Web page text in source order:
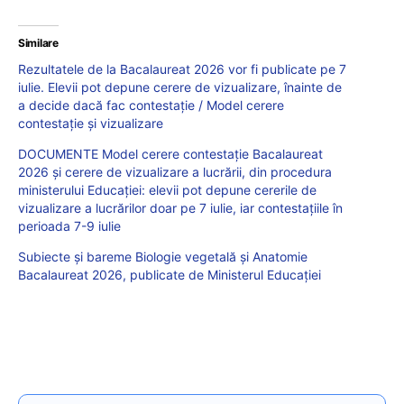
Similare
Rezultatele de la Bacalaureat 2026 vor fi publicate pe 7
iulie. Elevii pot depune cerere de vizualizare, înainte de
a decide dacă fac contestație / Model cerere
contestație și vizualizare
DOCUMENTE Model cerere contestație Bacalaureat
2026 și cerere de vizualizare a lucrării, din procedura
ministerului Educației: elevii pot depune cererile de
vizualizare a lucrărilor doar pe 7 iulie, iar contestațiile în
perioada 7-9 iulie
Subiecte și bareme Biologie vegetală și Anatomie
Bacalaureat 2026, publicate de Ministerul Educației